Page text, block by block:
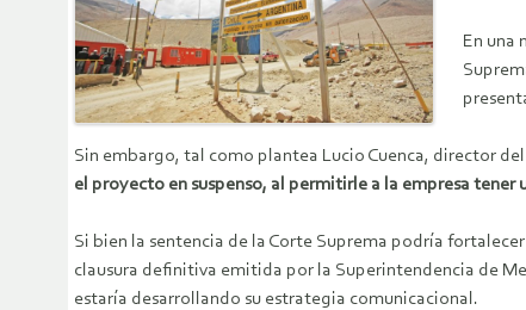
En una
Sin embargo, tal como plantea Lucio Cuenca, director
el proyecto en suspenso, al permitirle a la empresa
Si bien la sentencia de la Corte Suprema podría
clausura definitiva emitida por la Superintendencia de
estaría desarrollando su estrategia comunicacional.